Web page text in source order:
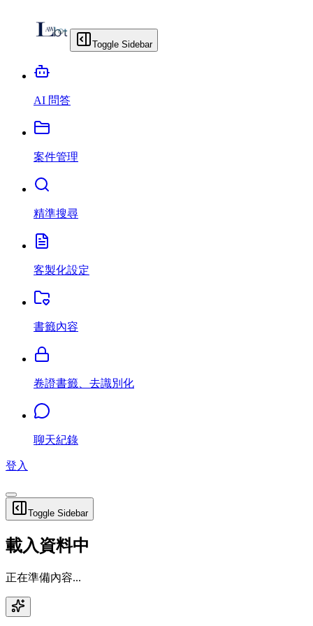
Toggle Sidebar
AI 問答
案件管理
精準搜尋
客製化設定
書籤內容
卷證書籤、去識別化
聊天紀錄
登入
Toggle Sidebar
載入資料中
正在準備內容...